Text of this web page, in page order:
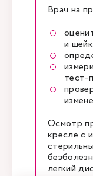
Врач на
и
тест-
Осмотр
кресле с
легкий